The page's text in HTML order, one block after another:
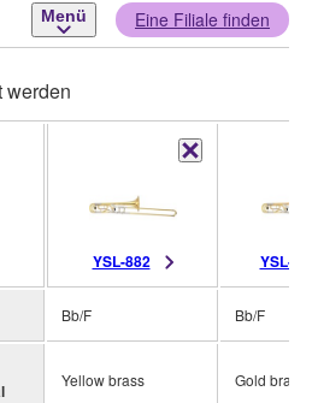
Menü Eine Filiale finden
werden
YSL-882 YSL-
Bb/F Bb/F
Yellow brass Gold brass